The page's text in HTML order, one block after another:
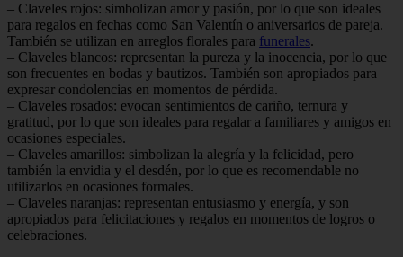
– Claveles rojos: simbolizan amor y pasión, por lo que son ideales
para regalos en fechas como San Valentín o aniversarios de pareja.
También se utilizan en arreglos florales para funerales.
– Claveles blancos: representan la pureza y la inocencia, por lo que
son frecuentes en bodas y bautizos. También son apropiados para
expresar condolencias en momentos de pérdida.
– Claveles rosados: evocan sentimientos de cariño, ternura y
gratitud, por lo que son ideales para regalar a familiares y amigos en
ocasiones especiales.
– Claveles amarillos: simbolizan la alegría y la felicidad, pero
también la envidia y el desdén, por lo que es recomendable no
utilizarlos en ocasiones formales.
– Claveles naranjas: representan entusiasmo y energía, y son
apropiados para felicitaciones y regalos en momentos de logros o
celebraciones.